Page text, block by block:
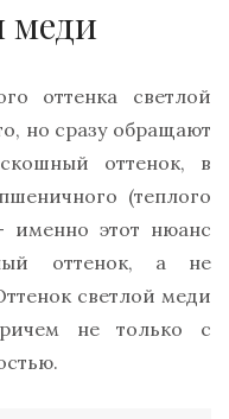
меди
оттенка светлой
но сразу обращают
оттенок, в
(теплого
именно этот нюанс
оттенок, а не
светлой меди
не только с